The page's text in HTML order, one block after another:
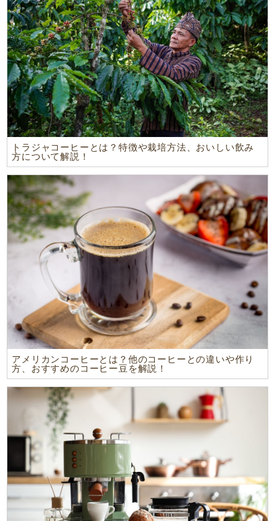
トラジャコーヒーとは？特徴や栽培方法、おいしい飲み
方について解説！
アメリカンコーヒーとは？他のコーヒーとの違いや作り
方、おすすめのコーヒー豆を解説！